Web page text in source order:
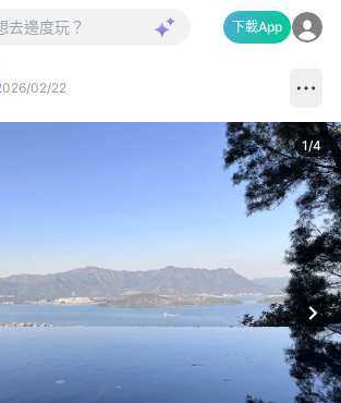
下載App
02/22
1/4